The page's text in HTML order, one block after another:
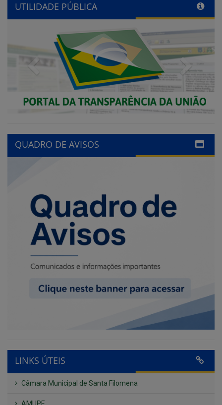
UTILIDADE PÚBLICA
Previous Next
QUADRO DE AVISOS
LINKS ÚTEIS
Câmara Municipal de Santa Filomena